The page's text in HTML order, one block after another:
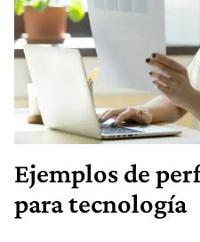
Ejemplos de
para tecnología